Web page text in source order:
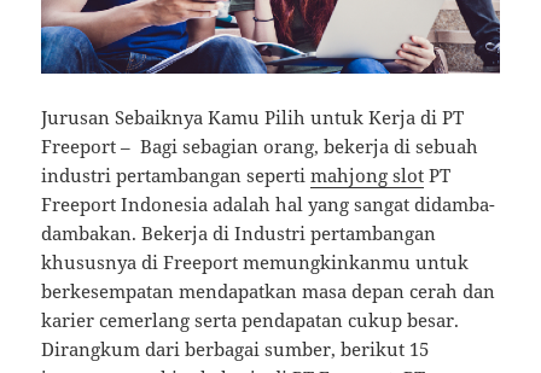
Jurusan Sebaiknya Kamu Pilih untuk Kerja di PT
Freeport – Bagi sebagian orang, bekerja di sebuah
industri pertambangan sepertimahjong slot PT
Freeport Indonesia adalah hal yang sangat didamba-
dambakan. Bekerja di Industri pertambangan
khususnya di Freeport memungkinkanmu untuk
berkesempatan mendapatkan masa depan cerah dan
karier cemerlang serta pendapatan cukup besar.
Dirangkum dari berbagai sumber, berikut 15